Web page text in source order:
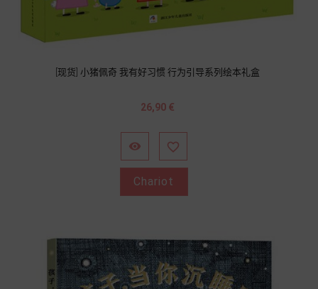
[现货] 小猪佩奇 我有好习惯 行为引导系列绘本礼盒
Prix
26,90 €
 
Chariot